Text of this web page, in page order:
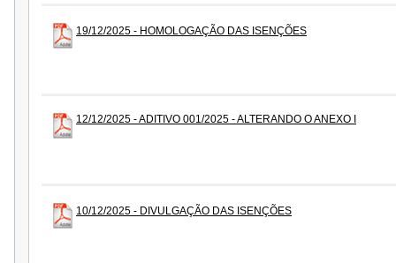
19/12/2025 - HOMOLOGAÇÃO DAS ISENÇÕES
12/12/2025 - ADITIVO 001/2025 - ALTERANDO O ANEXO I
10/12/2025 - DIVULGAÇÃO DAS ISENÇÕES